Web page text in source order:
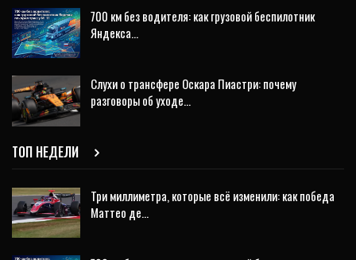
700 км без водителя: как грузовой беспилотник
Яндекса…
Слухи о трансфере Оскара Пиастри: почему
разговоры об уходе…
ТОП НЕДЕЛИ
Три миллиметра, которые всё изменили: как победа
Маттео де…